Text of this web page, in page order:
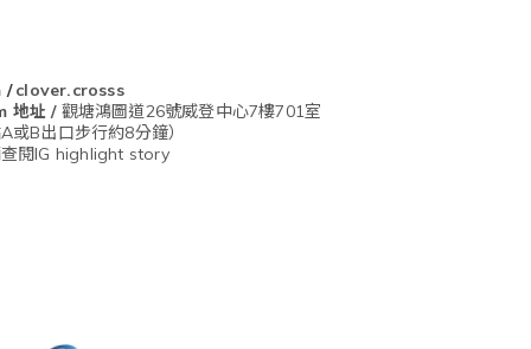
/ clover.crosss
地址 / 觀塘鴻圖道26號威登中心7樓701室
或B出口步行約8分鐘）
閱IG highlight story